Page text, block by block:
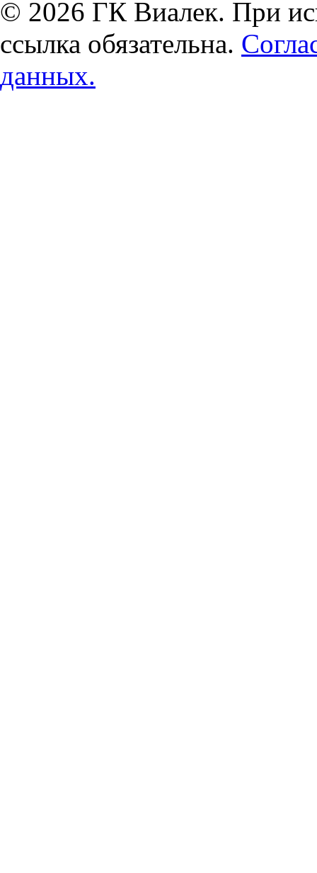
© 2026 ГК Виалек. При
ссылка обязательна.
данных.